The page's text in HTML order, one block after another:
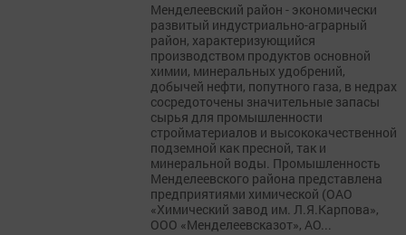
Менделеевский район - экономически
развитый индустриально-аграрный
район, характеризующийся
производством продуктов основной
химии, минеральных удобрений,
добычей нефти, попутного газа, в недрах
сосредоточены значительные запасы
сырья для промышленности
стройматериалов и высококачественной
подземной как пресной, так и
минеральной воды. Промышленность
Менделеевского района представлена
предприятиями химической (ОАО
«Химический завод им. Л.Я.Карпова»,
ООО «Менделеевсказот», АО...